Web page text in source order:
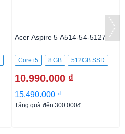
Acer Aspire 5 A514-54-5127
Core i5 8 GB 512GB SSD
10.990.000 ₫
15.490.000 ₫
Tặng quà đến 300.000đ